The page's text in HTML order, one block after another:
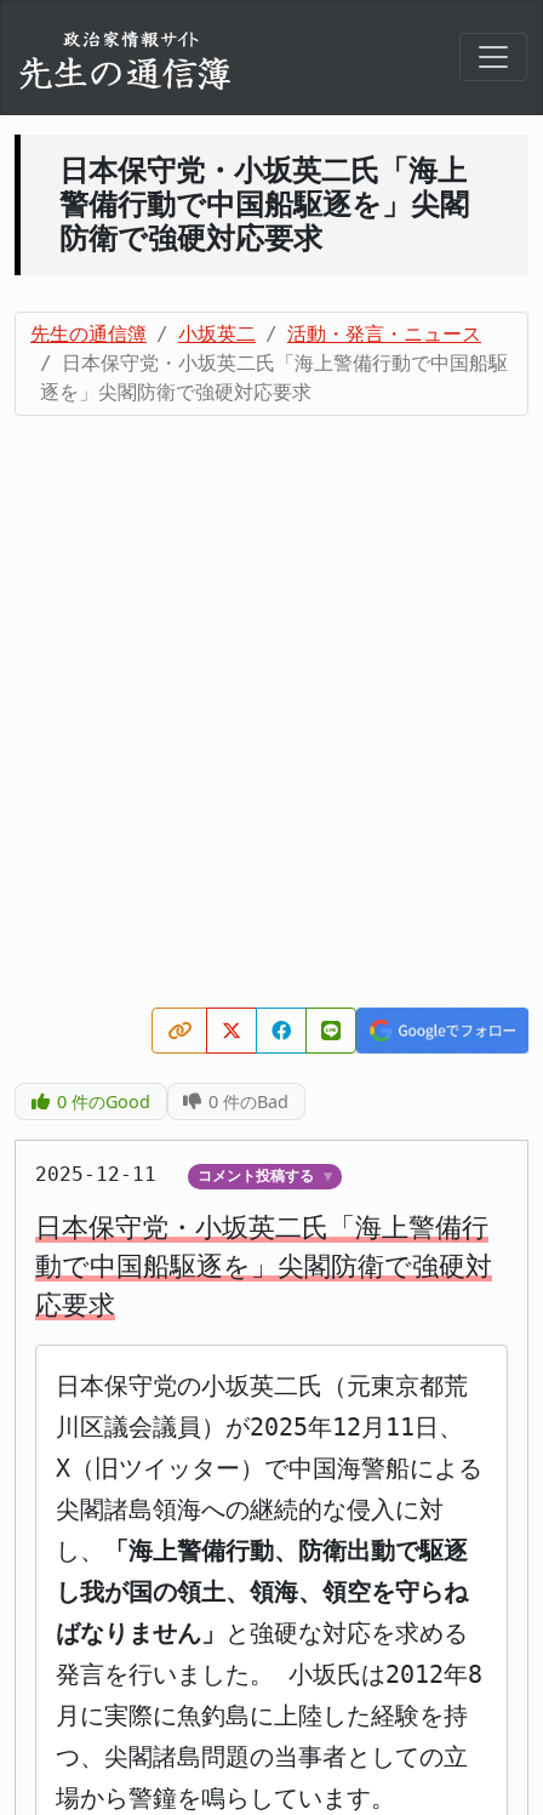
日本保守党・小坂英二氏「海上
警備行動で中国船駆逐を」尖閣
防衛で強硬対応要求
先生の通信簿 小坂英二
活動・発言・ニュース
日本保守党・小坂英二氏「海上警備行動で中国船駆
逐を」尖閣防衛で強硬対応要求
0件のGood 0 件のBad
2025-12-11 コメント投稿する ▼
日本保守党・小坂英二氏「海上警備行
動で中国船駆逐を」尖閣防衛で強硬対
応要求
日本保守党の小坂英二氏（元東京都荒
川区議会議員）が2025年12月11日、
X（旧ツイッター）で中国海警船による
尖閣諸島領海への継続的な侵入に対
し、
「海上警備行動、防衛出動で駆逐
し我が国の領土、領海、領空を守らね
ばなりません」 と強硬な対応を求める
発言を行いました。 小坂氏は2012年8
月に実際に魚釣島に上陸した経験を持
つ、尖閣諸島問題の当事者としての立
場から警鐘を鳴らしています。